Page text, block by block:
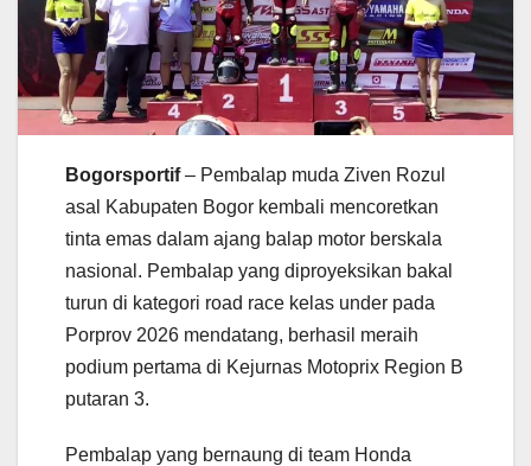
Bogorsportif– Pembalap muda Ziven Rozul
asal Kabupaten Bogor kembali mencoretkan
tinta emas dalam ajang balap motor berskala
nasional. Pembalap yang diproyeksikan bakal
turun di kategori road race kelas under pada
Porprov 2026 mendatang, berhasil meraih
podium pertama di Kejurnas Motoprix Region B
putaran 3.
Pembalap yang bernaung di team Honda